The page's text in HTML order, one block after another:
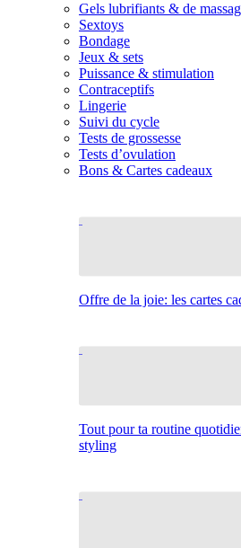
Gels lubrifiants & de
Sextoys
Bondage
Jeux & sets
Puissance & stimulation
Contraceptifs
Lingerie
Suivi du cycle
Tests de grossesse
Tests d’ovulation
Bons & Cartes cadeaux
Offre de la joie: les cartes
Tout pour ta routine
styling